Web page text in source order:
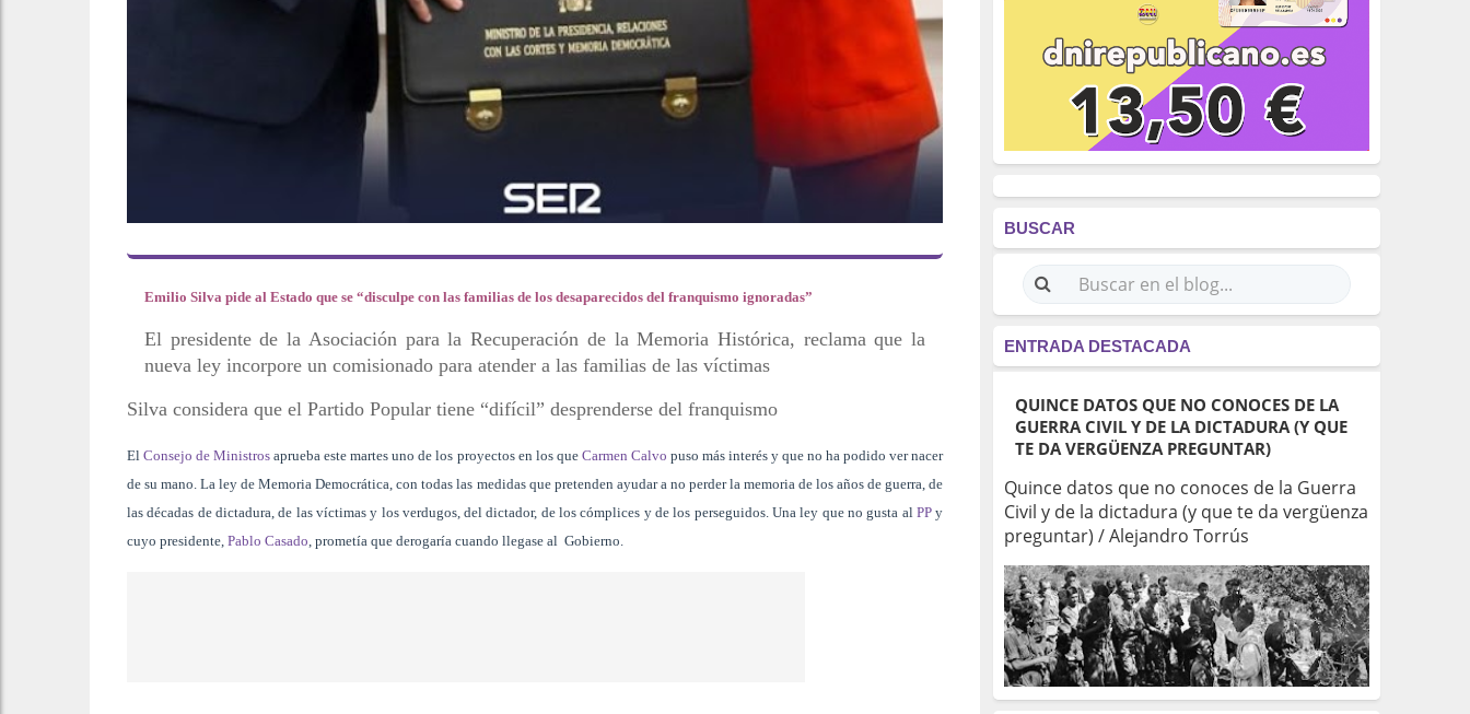
Emilio Silva pide al Estado que se “disculpe con las familias de los desaparecidos del franquismo ignoradas”
El presidente de la Asociación para la Recuperación de la Memoria Histórica, reclama que la
nueva ley incorpore un comisionado para atender a las familias de las víctimas
Silva considera que el Partido Popular tiene “difícil” desprenderse del franquismo
ElConsejo de Ministros aprueba este martes uno de los proyectos en los que Carmen Calvo puso más interés y que no ha podido ver nacer
de su mano. La ley de Memoria Democrática, con todas las medidas que pretenden ayudar a no perder la memoria de los años de guerra, de
las décadas de dictadura, de las víctimas y los verdugos, del dictador, de los cómplices y de los perseguidos. Una ley que no gusta al PPy
cuyo presidente, Pablo Casado , prometía que derogaría cuando llegase al Gobierno.
BUSCAR
ENTRADA DESTACADA
QUINCE DATOS QUE NO CONOCES DE LA
GUERRA CIVIL Y DE LA DICTADURA (Y QUE
TE DA VERGÜENZA PREGUNTAR)
Quince datos que no conoces de la Guerra
Civil y de la dictadura (y que te da vergüenza
preguntar) / Alejandro Torrús